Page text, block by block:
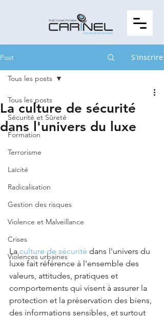
Post S'inscrire
Tous les posts
Sécurité et Sûreté
Formation
Terrorisme
Laïcité
Radicalisation
Gestion des risques
Violence et Malveillance
Crises
Violences urbaines
Tous les posts
La culture de sécurité
dans l'univers du luxe
La culture de sécurité dans l'univers du
luxe fait référence à l'ensemble des
valeurs, attitudes, pratiques et
comportements qui visent à assurer la
protection et la préservation des biens,
des informations sensibles, et surtout